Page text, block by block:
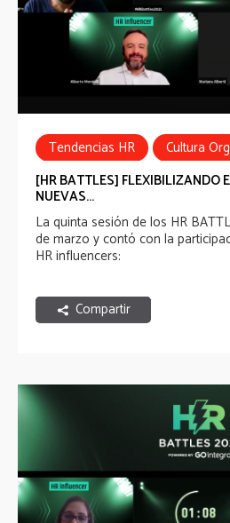
Tendencias HR
Cultura
HR Battles
[HR BATTLES] FLEXIBILIZANDO
NUEVAS...
La quinta sesión de los HR
de marzo y contó con la
HR influencers:
Compartir